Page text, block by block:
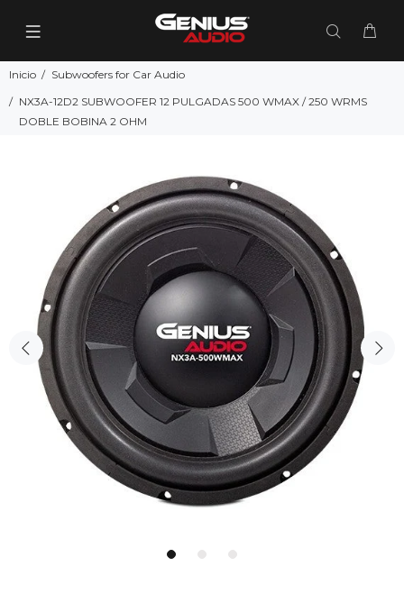
Inicio
Subwoofers for Car Audio
NX3A-12D2 SUBWOOFER 12 PULGADAS 500 WMAX / 250 WRMS
DOBLE BOBINA 2 OHM